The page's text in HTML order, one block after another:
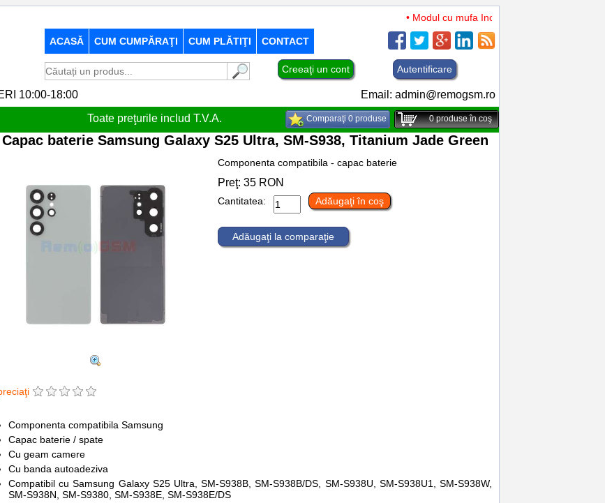
• Modul cu mufa Incarcare si microfon TCL 50
ACASĂ CUM CUMPĂRAŢI CUM PLĂTIŢI CONTACT
Creeaţi un cont Autentificare
10:00-18:00 Email: admin@remogsm.ro
Toate preţurile includ T.V.A.
Comparaţi 0 produse 0produse în coş
Capac baterie Samsung Galaxy S25 Ultra, SM-S938, Titanium Jade Green
Componenta compatibila - capac baterie
Preţ: 35 RON
Cantitatea: Adăugaţi în coş
Adăugaţi la comparaţie
Componenta compatibila Samsung
Capac baterie / spate
Cu geam camere
Cu banda autoadeziva
Compatibil cu Samsung Galaxy S25 Ultra, SM-S938B, SM-S938B/DS, SM-S938U, SM-S938U1, SM-S938W,
SM-S938N, SM-S9380, SM-S938E, SM-S938E/DS